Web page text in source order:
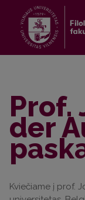
Prof.
der
Kviečiame į prof.